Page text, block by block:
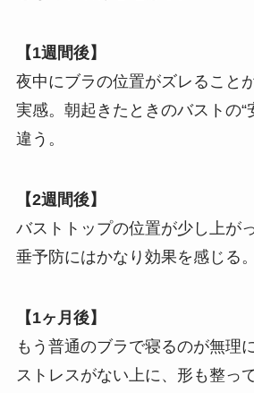
【1週間後】
夜中にブラの位置がズレること
実感。朝起きたときのバストの“
違う。
【2週間後】
バストトップの位置が少し上が
垂予防にはかなり効果を感じる。
【1ヶ月後】
もう普通のブラで寝るのが無理
ストレスがない上に、形も整っ